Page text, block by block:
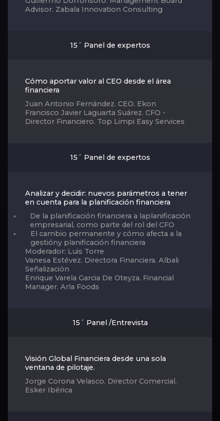
Advisor. Zabala Innovation Consulting
15´ Panel de expertos
Cómo aportar valor al CEO desde el área
financiera
Juan Antonio Fernández. CEO. Ekon
Francisco Javier Laguarta Suárez. CFO -
Director Financiero. Top Limpi Easy Services
15´ Panel de expertos
Analizar y decidir: nuevos parámetros a tener
en cuenta para la planificación financiera
De la planificación financiera a laplanificación
empresarial, como parte del rol del CFO
El cambio permanente y cómo afecta a la
gestióny planificación financiera
Moderador: Luis Torre
Vanesa Estévez. Directora Financiera. Albali
Señalización
Enrique Varela Garcia De Oteyza. Financial
Manager. Arla Foods
15´ Panel /Entrevista
Visión Global Financiera desde una sola
ventana de pilotaje.
Jorge Corona Velasco. Director Comercial.
Esker Ibérica